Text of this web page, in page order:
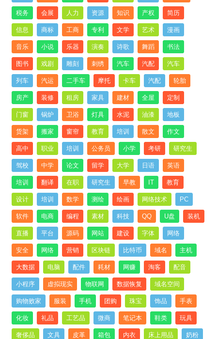
税务 会展 人力 资源 知识 产权 简历
信息 商标 工商 专利 文学 艺术 漫画
音乐 小说 乐器 演奏 诗歌 舞蹈 书法
图书 戏剧 雕刻 刺绣 汽车 汽配 汽车
列车 汽运 二手车 摩托 卡车 汽配 轮胎
房产 装修 租房 家具 建材 全屋 定制
门窗 锅炉 卫浴 灯具 水泥 油漆 地板
货架 搬家 窗帘 教育 培训 散文 作文
高中 职业 培训 公务员 小学 考研 研究生
驾校 中学 论文 留学 大学 日语 英语
培训 翻译 在职 研究生 早教 IT 教育
设计 培训 数学 测绘 绘画 网络技术 PC
软件 电商 编程 素材 科技 QQ U盘 装机
直播 平台 源码 网站 建设 字体 网络
安全 网络 营销 区块链 比特币 域名 主机
大数据 电脑 配件 耗材 网赚 淘客 配音
小程序 虚拟现实 物联网 数据恢复 域名空间
购物败家 服装 手机 团购 珠宝 饰品 手表
化妆 礼品 工艺品 微商 笔记本 鞋类 玩具
奢侈品 文具 皮革 箱包 内衣 床上用品 奶粉